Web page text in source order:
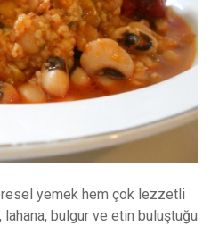
yemek hem çok lezzetli
lahana, bulgur ve etin buluştuğu